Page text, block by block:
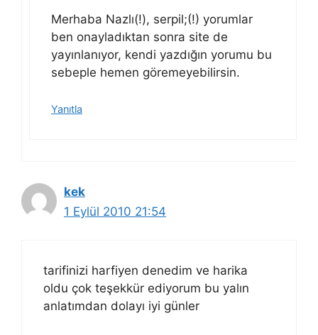
Merhaba Nazlı(!), serpil;(!) yorumlar
ben onayladıktan sonra site de
yayınlanıyor, kendi yazdığın yorumu bu
sebeple hemen göremeyebilirsin.
Yanıtla
kek
1 Eylül 2010 21:54
tarifinizi harfiyen denedim ve harika
oldu çok teşekkür ediyorum bu yalın
anlatımdan dolayı iyi günler